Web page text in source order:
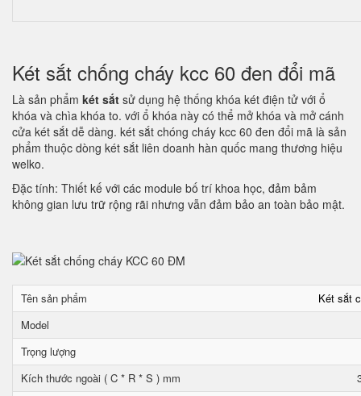
Két sắt chống cháy kcc 60 đen đổi mã
Là sản phẩm két sắt sử dụng hệ thống khóa két điện tử với ổ
khóa và chìa khóa to. với ổ khóa này có thể mở khóa và mở cánh
cửa két sắt dễ dàng. két sắt chóng cháy kcc 60 đen đổi mã là sản
phẩm thuộc dòng két sắt liên doanh hàn quốc mang thương hiệu
welko.
Đặc tính: Thiết kế với các module bố trí khoa học, đảm bảm
không gian lưu trữ rộng rãi nhưng vẫn đảm bảo an toàn bảo mật.
Tên sản phẩm
Két sắt
Model
Trọng lượng
Kích thước ngoài ( C * R * S ) mm